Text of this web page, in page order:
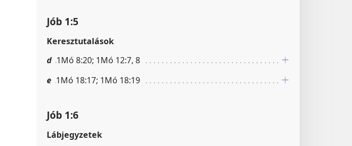
Jób 1:5
Keresztutalások
d 1Mó 8:20; 1Mó 12:7, 8
e 1Mó 18:17; 1Mó 18:19
Jób 1:6
Lábjegyzetek